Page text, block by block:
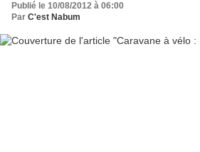
Publié le 10/08/2012 à 06:00
Par C'est Nabum